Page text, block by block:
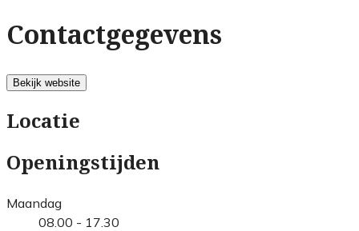
Contactgegevens
Bekijk website
Locatie
Openingstijden
Maandag
08.00 - 17.30